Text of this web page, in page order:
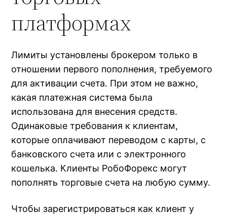
платформах
Лимиты установлены брокером только в
отношении первого пополнения, требуемого
для активации счета. При этом не важно,
какая платежная система была
использована для внесения средств.
Одинаковые требования к клиентам,
которые оплачивают переводом с карты, с
банковского счета или с электронного
кошелька. Клиенты РобоФорекс могут
пополнять торговые счета на любую сумму.
Чтобы зарегистрироваться как клиент у